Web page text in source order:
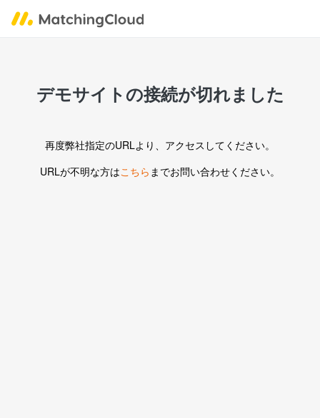
デモサイトの接続が切れました
再度弊社指定のURLより、アクセスしてください。
URLが不明な方はこちら までお問い合わせください。